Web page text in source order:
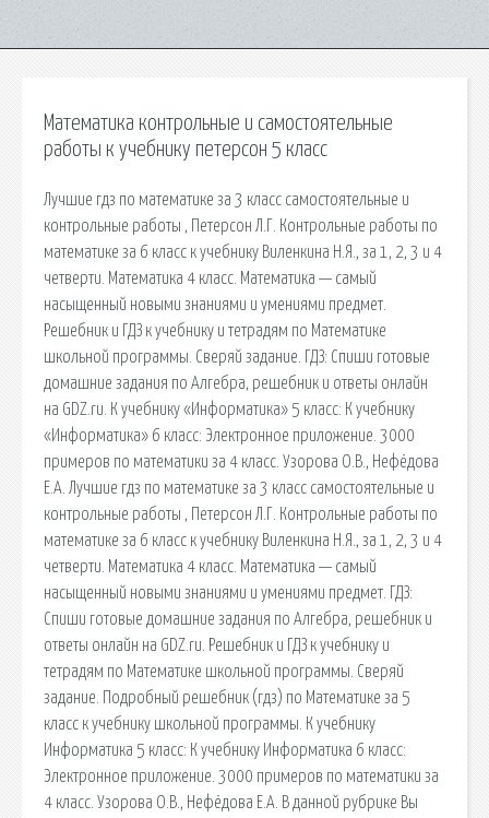
Математика контрольные и самостоятельные
работы к учебнику петерсон 5 класс
Лучшие гдз по математике за 3 класс самостоятельные и
контрольные работы , Петерсон Л.Г. Контрольные работы по
математике за 6 класс к учебнику Виленкина Н.Я., за 1, 2, 3 и 4
четверти. Математика 4 класс. Математика — самый
насыщенный новыми знаниями и умениями предмет.
Решебник и ГДЗ к учебнику и тетрадям по Математике
школьной программы. Сверяй задание. ГДЗ: Спиши готовые
домашние задания по Алгебра, решебник и ответы онлайн
на GDZ.ru. К учебнику «Информатика» 5 класс: К учебнику
«Информатика» 6 класс: Электронное приложение. 3000
примеров по математики за 4 класс. Узорова О.В., Нефёдова
Е.А. Лучшие гдз по математике за 3 класс самостоятельные и
контрольные работы , Петерсон Л.Г. Контрольные работы по
математике за 6 класс к учебнику Виленкина Н.Я., за 1, 2, 3 и 4
четверти. Математика 4 класс. Математика — самый
насыщенный новыми знаниями и умениями предмет. ГДЗ:
Спиши готовые домашние задания по Алгебра, решебник и
ответы онлайн на GDZ.ru. Решебник и ГДЗ к учебнику и
тетрадям по Математике школьной программы. Сверяй
задание. Подробный решебник (гдз) по Математике за 5
класс к учебнику школьной программы. К учебнику
Информатика 5 класс: К учебнику Информатика 6 класс:
Электронное приложение. 3000 примеров по математики за
4 класс. Узорова О.В., Нефёдова Е.А. В данной рубрике Вы